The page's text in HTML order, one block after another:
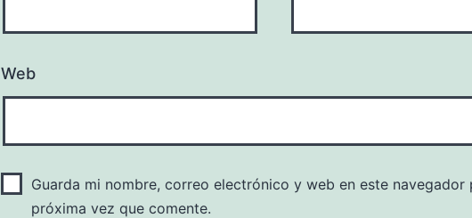
Web
Guarda mi nombre, correo electrónico y web en este navegador
próxima vez que comente.